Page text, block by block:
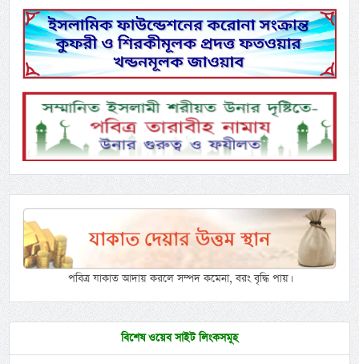
পবিত্র যাকাত আদায় করলে সম্পদ কমেনা, বরং বৃদ্ধি পায়।
বিশেষ ওয়েব সাইট লিংকসমূহ